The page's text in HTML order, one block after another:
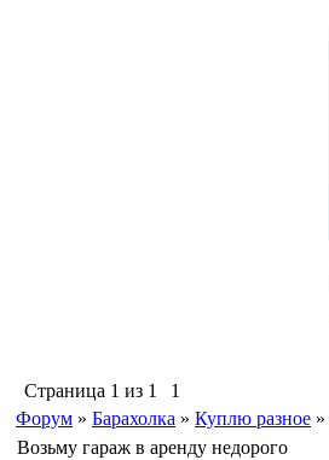
Страница 1 из 1
1
Форум » Барахолка » Куплю разное »
Возьму гараж в аренду недорого